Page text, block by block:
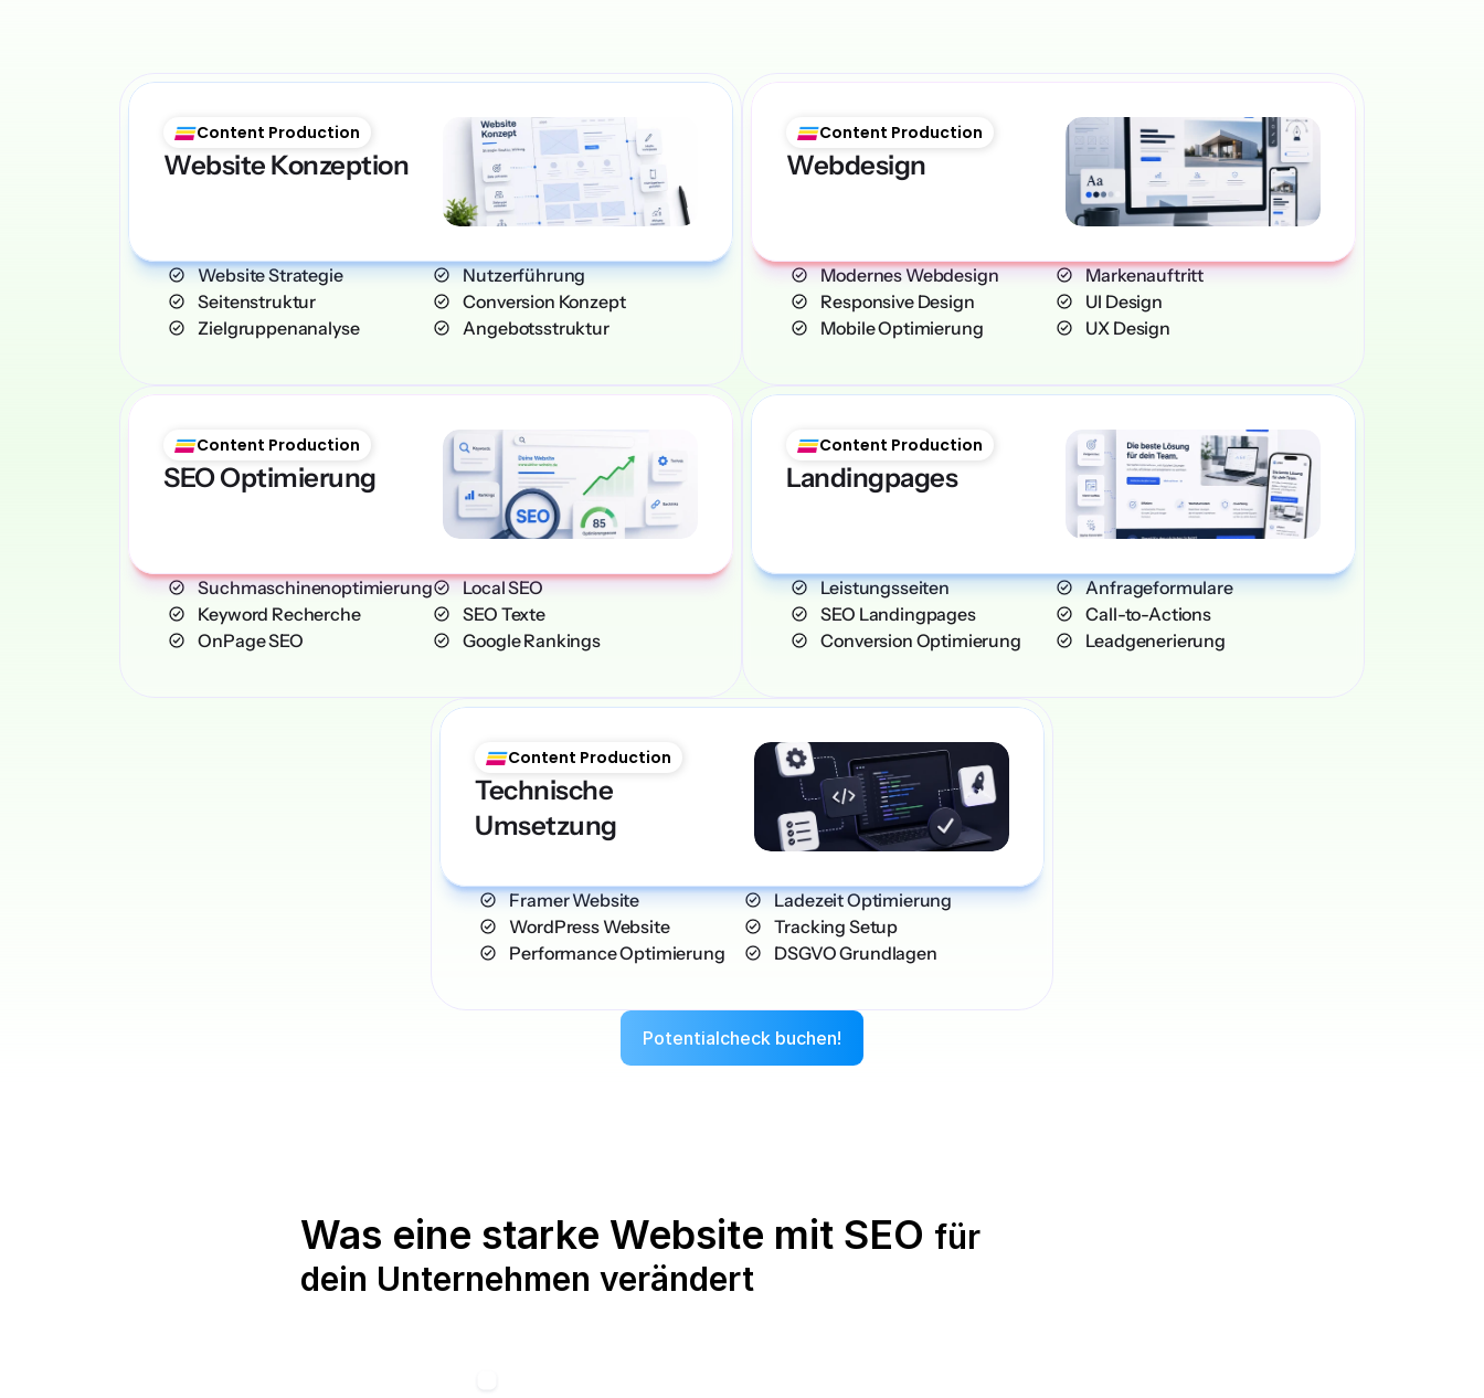
Content Production
Website Konzeption
    Website Strategie
    Seitenstruktur
    Zielgruppenanalyse
    Nutzerführung
    Conversion Konzept
    Angebotsstruktur
Content Production
Webdesign
    Modernes Webdesign
    Responsive Design
    Mobile Optimierung
    Markenauftritt
    UI Design
    UX Design
Content Production
SEO Optimierung
    Suchmaschinenoptimierung
    Keyword Recherche
    OnPage SEO
    Local SEO
    SEO Texte
    Google Rankings
Content Production
Landingpages
    Leistungsseiten
    SEO Landingpages
    Conversion Optimierung
    Anfrageformulare
    Call-to-Actions
    Leadgenerierung
Content Production
Technische
Umsetzung
    Framer Website
    WordPress Website
    Performance Optimierung
    Ladezeit Optimierung
    Tracking Setup
    DSGVO Grundlagen
Potentialcheck buchen!
Potentialcheck buchen!
Was eine starke Website mit SEO für
dein Unternehmen verändert